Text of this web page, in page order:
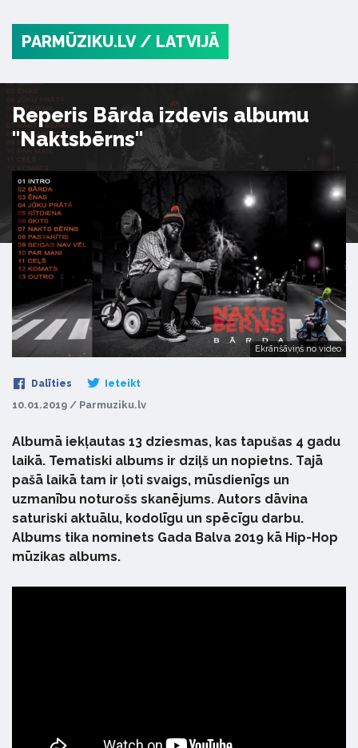
PARMŪZIKU.LV / LATVIJĀ
Reperis Bārda izdevis albumu
"Naktsbērns"
Ekrānšāviņš no video
Dalīties Ieteikt
10.01.2019 / Parmuziku.lv
Albumā iekļautas 13 dziesmas, kas tapušas 4 gadu
laikā. Tematiski albums ir dziļš un nopietns. Tajā
pašā laikā tam ir ļoti svaigs, mūsdienīgs un
uzmanību noturošs skanējums. Autors dāvina
saturiski aktuālu, kodolīgu un spēcīgu darbu.
Albums tika nominets Gada Balva 2019 kā Hip-Hop
mūzikas albums.